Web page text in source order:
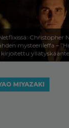
Christopher
mysteerileffa –
kirjoitettu
MIYAZAKI